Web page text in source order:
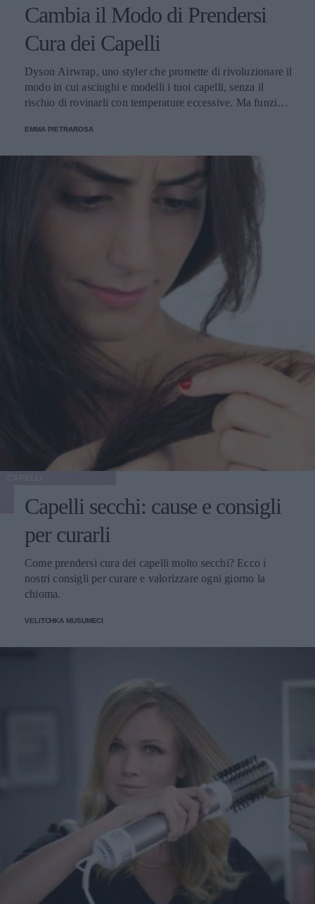
Cambia il Modo di Prendersi
Cura dei Capelli
Dyson Airwrap, uno styler che promette di rivoluzionare il
modo in cui asciughi e modelli i tuoi capelli, senza il
rischio di rovinarli con temperature eccessive. Ma funziona
EMMA PIETRAROSA
Capelli secchi: cause e consigli
per curarli
Come prendersi cura dei capelli molto secchi? Ecco i
nostri consigli per curare e valorizzare ogni giorno la
chioma.
VELITCHKA MUSUMECI